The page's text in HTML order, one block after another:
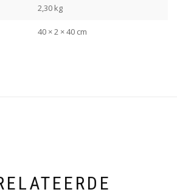
2,30 kg
40 × 2 × 40 cm